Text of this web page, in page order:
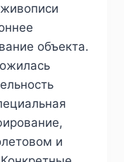
объекта.
и